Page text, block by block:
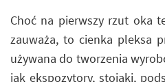
Choć na pierwszy rzut oka
zauważa, to cienka pleksa
używana do tworzenia
jak ekspozytory, stojaki,